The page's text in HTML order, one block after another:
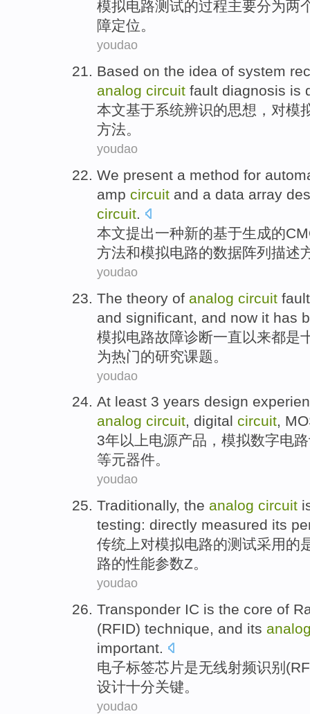
模拟电路测试的过程主要分为两
障定位。
youdao
Based on the idea of system
analog circuit fault diagnosis is
本文基于系统辨识的思想 ， 对模
方法。
youdao
We present a method for
amp circuit and a data array
circuit.
本文提出一种新的基于生成的
方法和模拟电路的数据阵列 描述
youdao
The theory of analog circuit fault
and significant , and now it has
模拟电路故障诊断一直以来都是
为热门的研究课题 。
youdao
At least 3 years design
analog circuit, digital circuit,
3年以上电源产品， 模拟数字电路
等元器件。
youdao
Traditionally, the analog circuit
testing: directly measured its
传统 上对模拟电路的测试采用的
路的性能参数Z。
youdao
Transponder IC is the core of
(RFID) technique, and its
important.
电子标签芯片是无线射频识别 (
设计十分关键。
youdao